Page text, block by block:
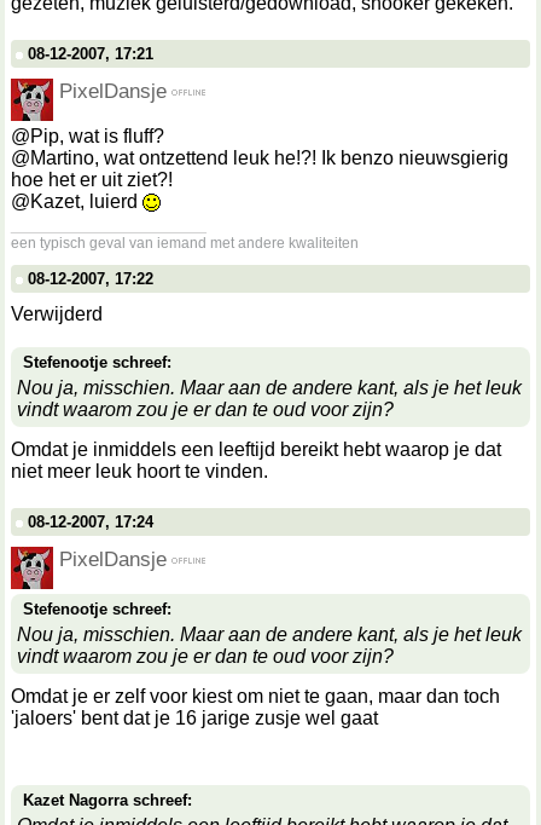
08-12-2007, 17:21
PixelDansje
@Pip, wat is fluff?
@Martino, wat ontzettend leuk he!?! Ik benzo nieuwsgierig
hoe het er uit ziet?!
@Kazet, luierd
een typisch geval van iemand met andere kwaliteiten
08-12-2007, 17:22
Verwijderd
Stefenootje schreef:
Nou ja, misschien. Maar aan de andere kant, als je het leuk
vindt waarom zou je er dan te oud voor zijn?
Omdat je inmiddels een leeftijd bereikt hebt waarop je dat
niet meer leuk hoort te vinden.
08-12-2007, 17:24
PixelDansje
Stefenootje schreef:
Nou ja, misschien. Maar aan de andere kant, als je het leuk
vindt waarom zou je er dan te oud voor zijn?
Omdat je er zelf voor kiest om niet te gaan, maar dan toch
'jaloers' bent dat je 16 jarige zusje wel gaat
Kazet Nagorra schreef: